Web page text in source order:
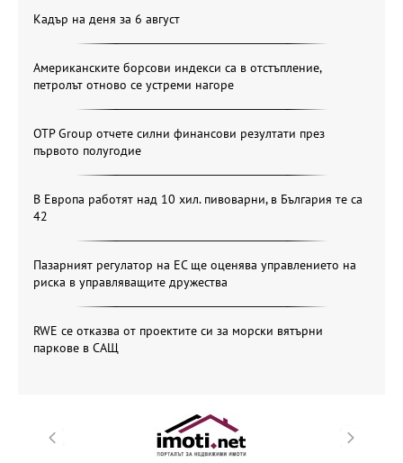
Кадър на деня за 6 август
Американските борсови индекси са в отстъпление,
петролът отново се устреми нагоре
OTP Group отчете силни финансови резултати през
първото полугодие
В Европа работят над 10 хил. пивоварни, в България те са
42
Пазарният регулатор на ЕС ще оценява управлението на
риска в управляващите дружества
RWE се отказва от проектите си за морски вятърни
паркове в САЩ